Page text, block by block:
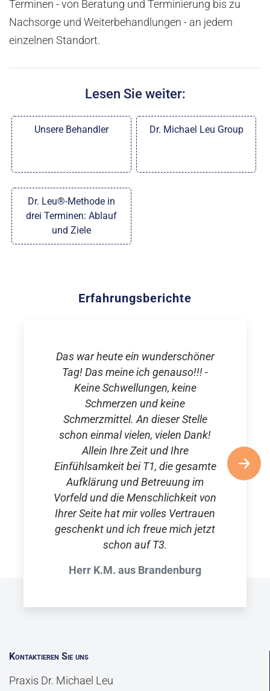
Terminen - von Beratung und Terminierung bis zu
Nachsorge und Weiterbehandlungen - an jedem
einzelnen Standort.
Lesen Sie weiter:
Unsere Behandler Dr. Michael Leu Group
Dr. Leu®-Methode in
drei Terminen: Ablauf
und Ziele
Erfahrungsberichte
Das war heute ein wunderschöner
Tag! Das meine ich genauso!!! -
Keine Schwellungen, keine
Schmerzen und keine
Schmerzmittel. An dieser Stelle
schon einmal vielen, vielen Dank!
Allein Ihre Zeit und Ihre
Einfühlsamkeit bei T1, die gesamte
Aufklärung und Betreuung im
Vorfeld und die Menschlichkeit von
Ihrer Seite hat mir volles Vertrauen
geschenkt und ich freue mich jetzt
schon auf T3.
Herr K.M. aus Brandenburg
Kontaktieren Sie uns
Praxis Dr. Michael Leu